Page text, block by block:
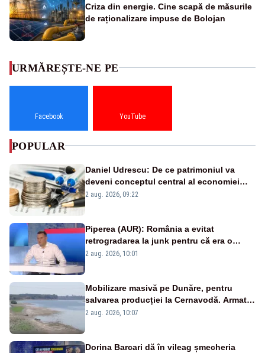
Criza din energie. Cine scapă de măsurile
de raționalizare impuse de Bolojan
URMĂREȘTE-NE PE
Facebook YouTube
POPULAR
Daniel Udrescu: De ce patrimoniul va
deveni conceptul central al economiei
viitoare?
2 aug. 2026, 09:22
Piperea (AUR): România a evitat
retrogradarea la junk pentru că era o
catastrofă pentru bănci și fondurile de
2 aug. 2026, 10:01
Mobilizare masivă pe Dunăre, pentru
salvarea producției la Cernavodă. Armata
va detona o stâncă și va devia apa
2 aug. 2026, 10:07
Dorina Barcari dă în vileag șmecheria